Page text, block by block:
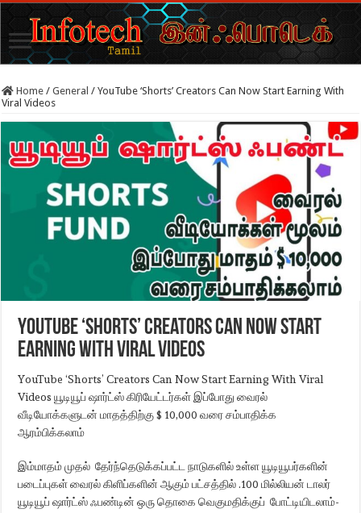
Home / General / YouTube ‘Shorts’ Creators Can Now Start Earning With
Viral Videos
YouTube ‘Shorts’ Creators Can Now Start
Earning With Viral Videos
YouTube ‘Shorts’ Creators Can Now Start Earning With Viral
Videos யூடியூப் ஷார்ட்ஸ் கிரியேட்டர்கள் இப்போது வைரல்
வீடியோக்களுடன் மாதத்திற்கு $ 10,000 வரை சம்பாதிக்க
ஆரம்பிக்கலாம்
இம்மாதம் முதல் தேர்ந்தெடுக்கப்பட்ட நாடுகளில் உள்ள யூடியூபர்களின்
படைப்புகள் வைரல் கிளிப்களின் ஆகும் பட்சத்தில் .100 மில்லியன் டாலர்
யூடியூப் ஷார்ட்ஸ் ஃபண்டின் ஒரு தொகை வெகுமதிக்குப் போட்டியிடலாம்-